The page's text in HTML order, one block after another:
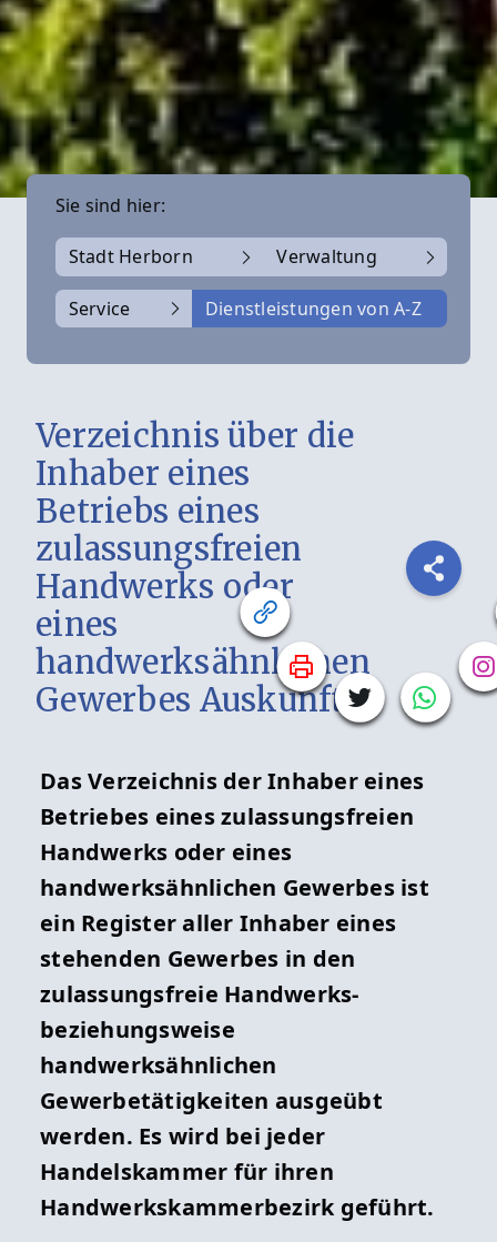
Sie sind hier:
Stadt Herborn Verwaltung
Service Dienstleistungen von A-Z
Verzeichnis über die
Inhaber eines
Betriebs eines
zulassungsfreien
Handwerks oder
eines
handwerksähnlichen
Gewerbes Auskunft
Das Verzeichnis der Inhaber eines
Betriebes eines zulassungsfreien
Handwerks oder eines
handwerksähnlichen Gewerbes ist
ein Register aller Inhaber eines
stehenden Gewerbes in den
zulassungsfreie Handwerks-
beziehungsweise
handwerksähnlichen
Gewerbetätigkeiten ausgeübt
werden. Es wird bei jeder
Handelskammer für ihren
Handwerkskammerbezirk geführt.